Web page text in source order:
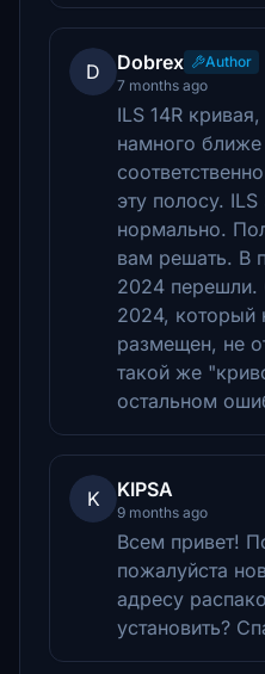
D Dobrex
Author
7 months ago
ILS 14R
намного
эту полосу.
нормально.
вам решать. В
2024 перешли.
2024, который
размещен, не
такой же
остальном
K KIPSA
9 months ago
Всем привет!
пожалуйста
адресу
установить?